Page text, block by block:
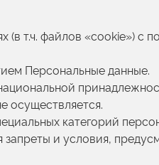
(в т.ч. файлов «cookie») с
Персональные данные.
осуществляется.
категорий
и условия,